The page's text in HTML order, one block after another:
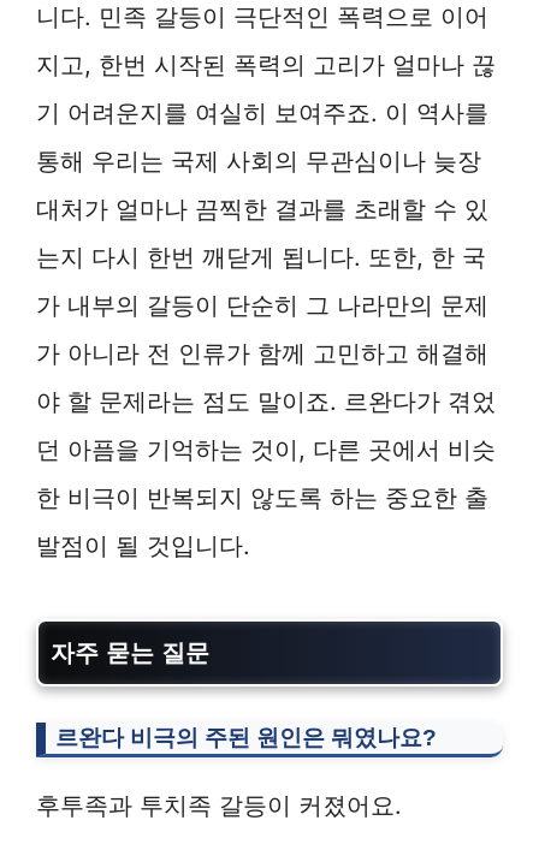
니다. 민족 갈등이 극단적인 폭력으로 이어
지고, 한번 시작된 폭력의 고리가 얼마나 끊
기 어려운지를 여실히 보여주죠. 이 역사를
통해 우리는 국제 사회의 무관심이나 늦장
대처가 얼마나 끔찍한 결과를 초래할 수 있
는지 다시 한번 깨닫게 됩니다. 또한, 한 국
가 내부의 갈등이 단순히 그 나라만의 문제
가 아니라 전 인류가 함께 고민하고 해결해
야 할 문제라는 점도 말이죠. 르완다가 겪었
던 아픔을 기억하는 것이, 다른 곳에서 비슷
한 비극이 반복되지 않도록 하는 중요한 출
발점이 될 것입니다.
자주 묻는 질문
르완다 비극의 주된 원인은 뭐였나요?
후투족과 투치족 갈등이 커졌어요.